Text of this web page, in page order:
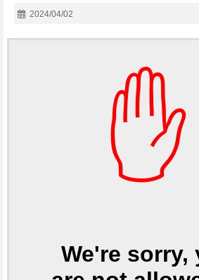
2024/04/02
✋
We're sorry,